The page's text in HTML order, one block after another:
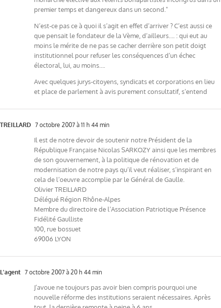
premier temps et dangereux dans un second."
N’est-ce pas ce à quoi il s’agit en effet d’arriver ? C’est aussi ce
que pensait le fondateur de la Vème, d’ailleurs…. : qui eut au
moins le mérite de ne pas se cacher derrière son petit doigt
institutionnel pour refuser les conséquences d’un échec
électoral, lui, au moins….
Avec quelques jurys-citoyens, syndicats et corporations en lieu
et place de parlement à avis purement consultatif, s’entend
TREILLARD 7 octobre 2007 à 11 h 44 min
Il est de notre devoir de soutenir notre Président de la
République Française Nicolas SARKOZY ainsi que les membres
de son gouvernement, à la politique de rénovation et de
modernisation de notre pays qu’il veut réaliser, s’inspirant en
cela de l’oeuvre accomplie par le Général de Gaulle.
Olivier TREILLARD
Délégué Région Rhône-Alpes
Membre du directoire de l’Association Patriotique Présence
Fidélité Gaulliste
100, rue bossuet
69006 LYON
L'agent 7 octobre 2007 à 20 h 44 min
J’avoue ne toujours pas avoir bien compris pourquoi une
nouvelle réforme des institutions seraient nécessaires. Après